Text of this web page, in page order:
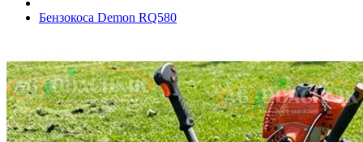
Бензокоса Demon RQ580